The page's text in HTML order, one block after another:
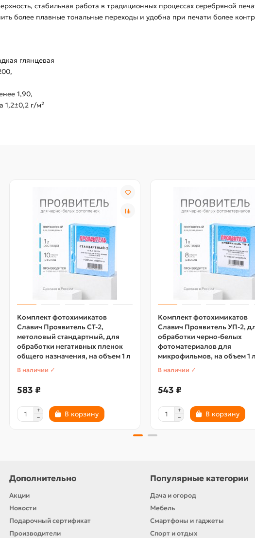
стабильная работа в традиционных процессах серебряной
более плавные тональные переходы и удобна при печати более
глянцевая
1,90,
1,2±0,2 г/м²
Комплект фотохимикатов
Славич Проявитель СТ-2,
метоловый стандартный, для
обработки негативных пленок
общего назначения, на объем 1 л
В наличии ✓
583 ₽
В корзину
Комплект фотохимикатов
Славич Проявитель УП-2,
обработки черно-белых
фотоматериалов для
микрофильмов, на объем 1 л
В наличии ✓
543 ₽
В корзину
Дополнительно
Акции
Новости
Подарочный сертификат
Производители
Популярные категории
Дача и огород
Мебель
Смартфоны и гаджеты
Спорт и отдых